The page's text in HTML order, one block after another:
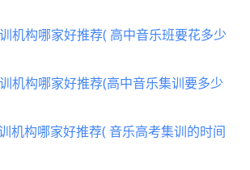
机构哪家好推荐( 高中音乐班要花多少
机构哪家好推荐(高中音乐集训要多少
机构哪家好推荐( 音乐高考集训的时间